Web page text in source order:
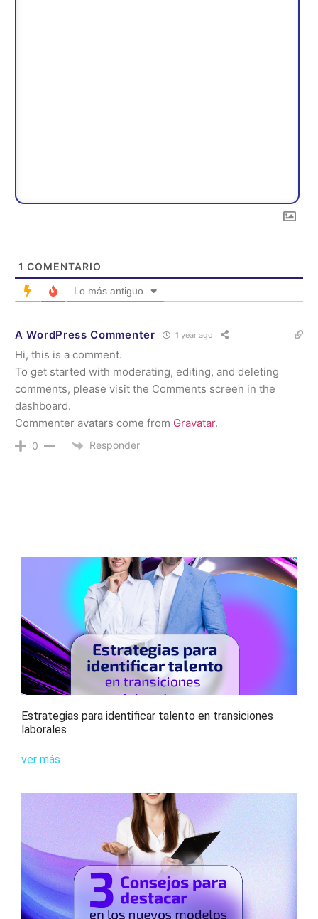
1 COMENTARIO
Lo más antiguo
A WordPress Commenter 1 year ago
Hi, this is a comment.
To get started with moderating, editing, and deleting
comments, please visit the Comments screen in the
dashboard.
Commenter avatars come from Gravatar.
0 Responder
Estrategias para identificar talento en transiciones
laborales
ver más